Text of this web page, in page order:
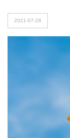
2021-07-28